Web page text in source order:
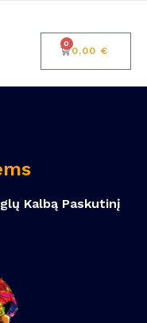
0,00€
0
Kalbą Paskutinį